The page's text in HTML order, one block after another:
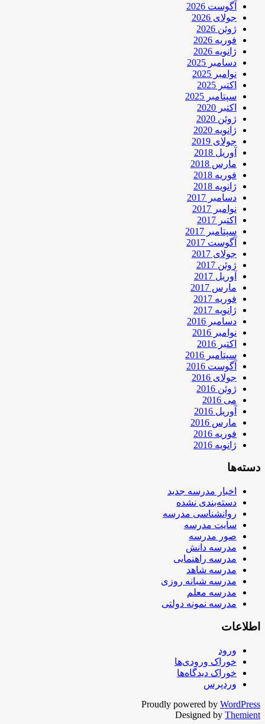
آگوست 2026
جولای 2026
ژوئن 2026
فوریه 2026
ژانویه 2026
دسامبر 2025
نوامبر 2025
اکتبر 2025
سپتامبر 2025
اکتبر 2020
ژوئن 2020
ژانویه 2020
جولای 2019
آوریل 2018
مارس 2018
فوریه 2018
ژانویه 2018
دسامبر 2017
نوامبر 2017
اکتبر 2017
سپتامبر 2017
آگوست 2017
جولای 2017
ژوئن 2017
آوریل 2017
مارس 2017
فوریه 2017
ژانویه 2017
دسامبر 2016
نوامبر 2016
اکتبر 2016
سپتامبر 2016
آگوست 2016
جولای 2016
ژوئن 2016
می 2016
آوریل 2016
مارس 2016
فوریه 2016
ژانویه 2016
دسته‌ها
اخبار مدرسه جدید
دسته‌بندی نشده
روانشناسی مدرسه
سایت مدرسه
صور مدرسه
مدرسه دانش
مدرسه راهنمایی
مدرسه شاهد
مدرسه شبانه روزی
مدرسه معلم
مدرسه نمونه دولتی
اطلاعات
ورود
خوراک ورودی‌ها
خوراک دیدگاه‌ها
وردپرس
Proudly powered by WordPress
Designed by Themient